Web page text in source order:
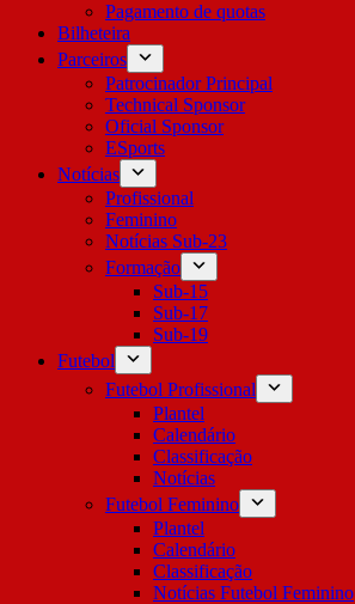
Pagamento de quotas
Bilheteira
Parceiros
Patrocinador Principal
Technical Sponsor
Oficial Sponsor
ESports
Notícias
Profissional
Feminino
Notícias Sub-23
Formação
Sub-15
Sub-17
Sub-19
Futebol
Futebol Profissional
Plantel
Calendário
Classificação
Notícias
Futebol Feminino
Plantel
Calendário
Classificação
Notícias Futebol Feminino